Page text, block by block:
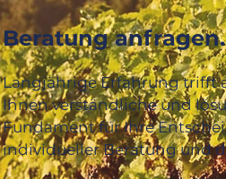
Beratung anfragen.
Langjährige Erfahrung trifft
Ihnen verständliche und
Fundament für Ihre
individueller Beratung und